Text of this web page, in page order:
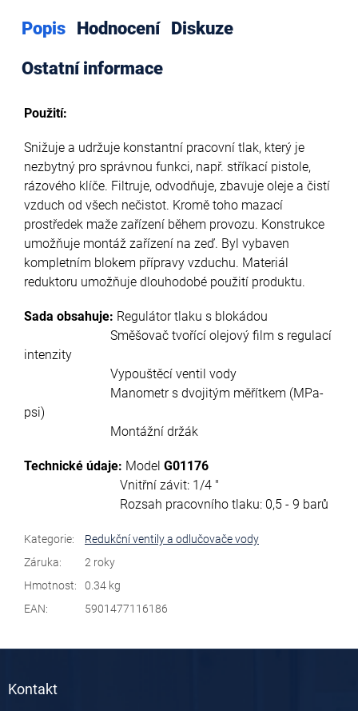
Popis Hodnocení
Diskuze
Ostatní informace
Použití:
Snižuje a udržuje konstantní pracovní tlak, který je
nezbytný pro správnou funkci, např. stříkací pistole,
rázového klíče. Filtruje, odvodňuje, zbavuje oleje a čistí
vzduch od všech nečistot. Kromě toho mazací
prostředek maže zařízení během provozu. Konstrukce
umožňuje montáž zařízení na zeď. Byl vybaven
kompletním blokem přípravy vzduchu. Materiál
reduktoru umožňuje dlouhodobé použití produktu.
Sada obsahuje: Regulátor tlaku s blokádou
Směšovač tvořící olejový film s regulací
intenzity
Vypouštěcí ventil vody
Manometr s dvojitým měřítkem (MPa-
psi)
Montážní držák
Technické údaje: Model G01176
Vnitřní závit: 1/4 "
Rozsah pracovního tlaku: 0,5 - 9 barů
Kategorie:
Redukční ventily a odlučovače vody
Záruka:
2 roky
Hmotnost:
0.34 kg
EAN: 5901477116186
Kontakt